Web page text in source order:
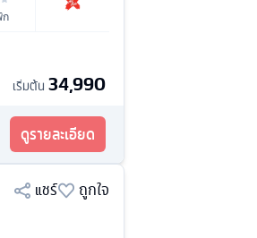
เริ่มต้น 34,990
ดูรายละเอียด
แชร์
ถูกใจ